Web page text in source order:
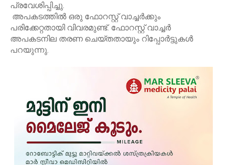
പ്രവേശിപ്പിച്ചു.
അപകടത്തിൽ ഒരു ഫോറസ്റ്റ് വാച്ചർക്കും
പരിക്കേറ്റതായി വിവരമുണ്ട്. ഫോറസ്റ്റ് വാച്ചർ
അപകടനില തരണ ചെയ്തതായും റിപ്പോർട്ടുകൾ
പറയുന്നു.